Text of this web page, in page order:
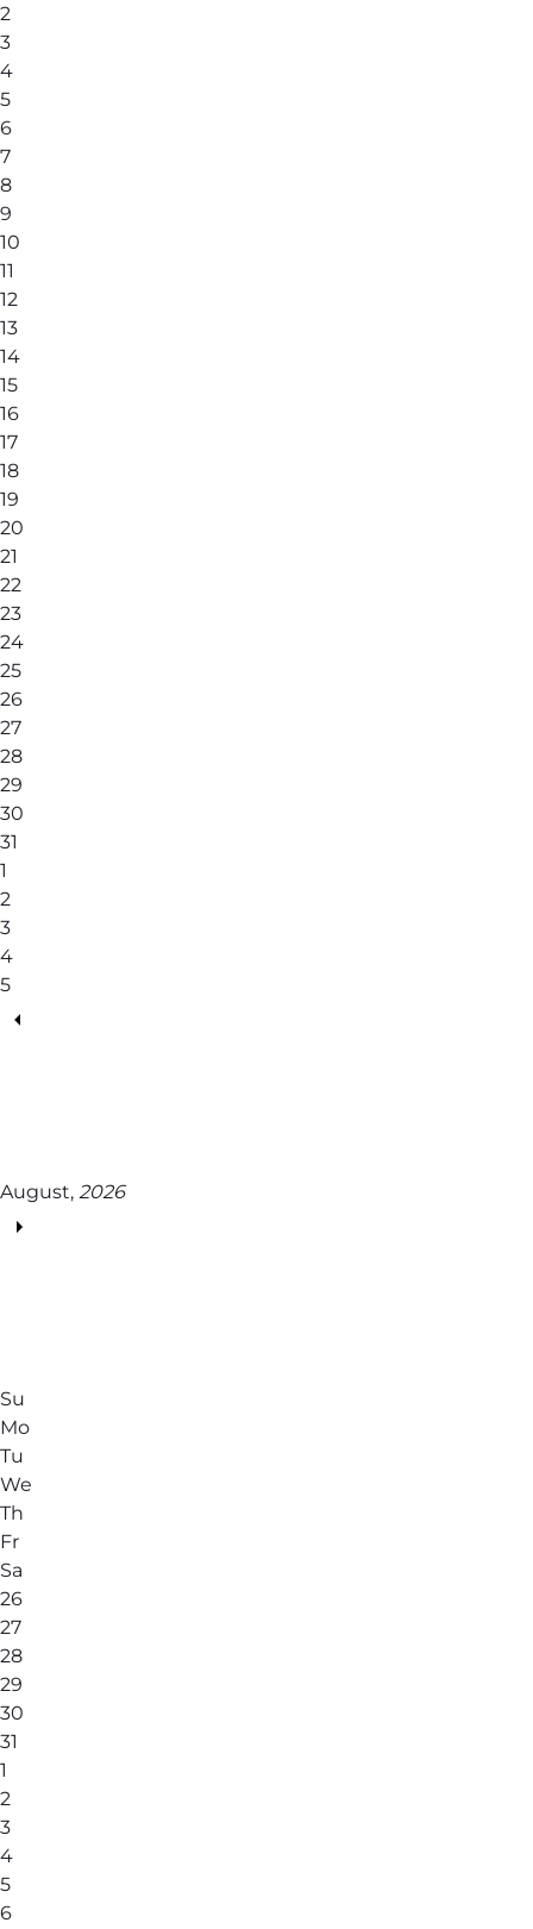
2
3
4
5
6
7
8
9
10
11
12
13
14
15
16
17
18
19
20
21
22
23
24
25
26
27
28
29
30
31
1
2
3
4
5
August, 2026
Su
Mo
Tu
We
Th
Fr
Sa
26
27
28
29
30
31
1
2
3
4
5
6